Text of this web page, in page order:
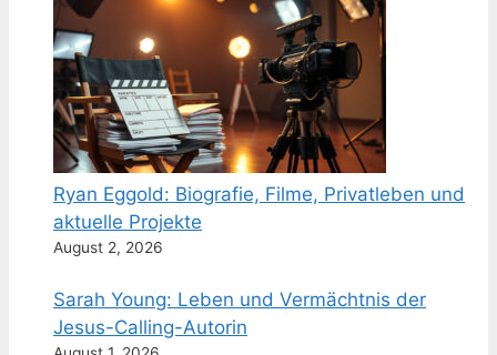
Ryan Eggold: Biografie, Filme, Privatleben und
aktuelle Projekte
August 2, 2026
Sarah Young: Leben und Vermächtnis der
Jesus-Calling-Autorin